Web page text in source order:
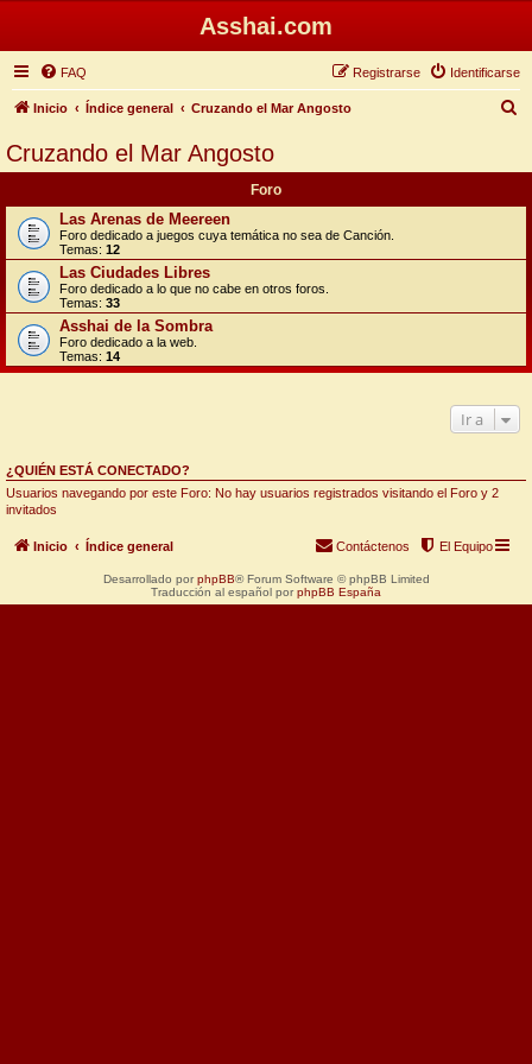
Asshai.com
FAQ Identificarse
Registrarse
Inicio Índice general Cruzando el Mar Angosto
Cruzando el Mar Angosto
Foro
Las Arenas de Meereen
Foro dedicado a juegos cuya temática no sea de Canción.
Temas: 12
Las Ciudades Libres
Foro dedicado a lo que no cabe en otros foros.
Temas: 33
Asshai de la Sombra
Foro dedicado a la web.
Temas: 14
Ir a
¿QUIÉN ESTÁ CONECTADO?
Usuarios navegando por este Foro: No hay usuarios registrados visitando el Foro y 2
invitados
Inicio Índice general El Equipo
Contáctenos
Desarrollado por phpBB® Forum Software © phpBB Limited
Traducción al español por phpBB España